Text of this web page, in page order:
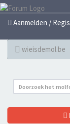
Aanmelden /
wieisdemol.be